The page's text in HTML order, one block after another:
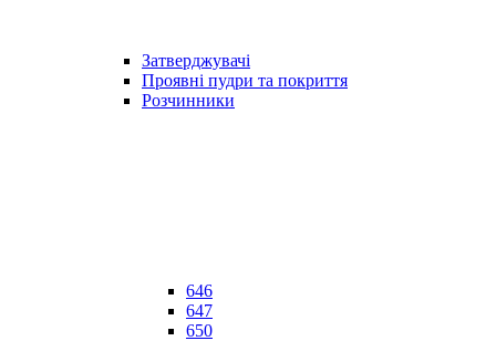
Затверджувачі
Проявні пудри та покриття
Розчинники
646
647
650